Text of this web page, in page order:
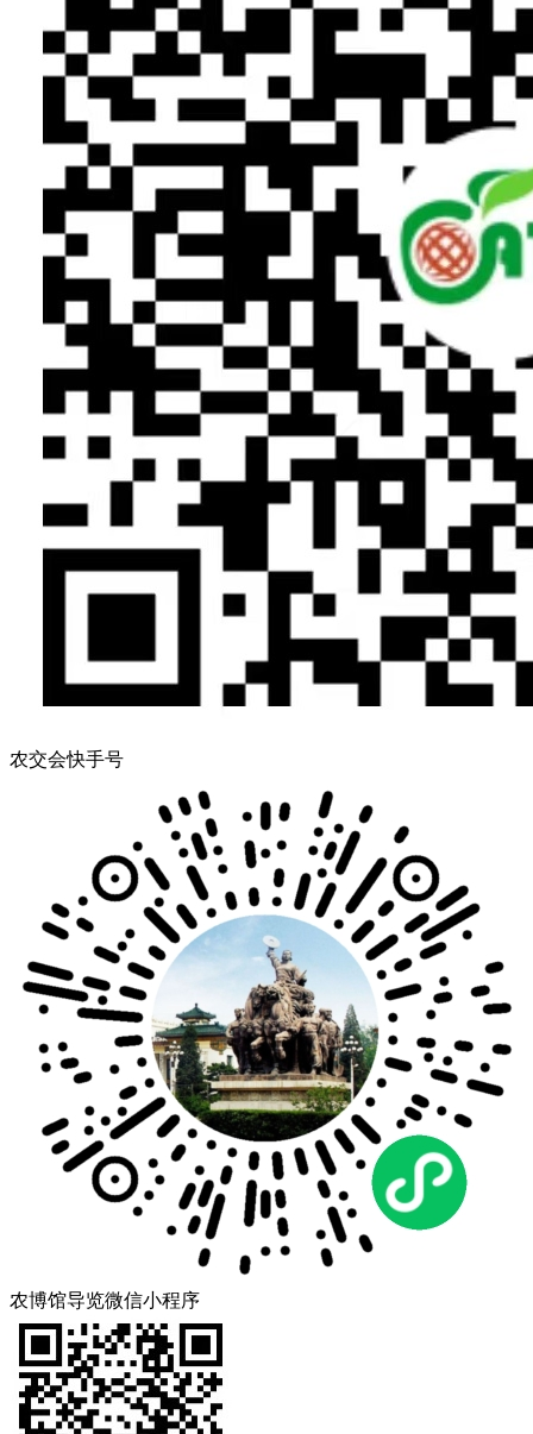
农交会快手号
农博馆导览微信小程序